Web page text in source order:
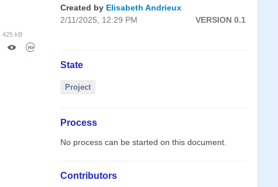
425 kB
Created by Elisabeth Andrieux
2/11/2025, 12:29 PM
VERSION 0.1
State
Project
Process
No process can be started on this document.
Contributors